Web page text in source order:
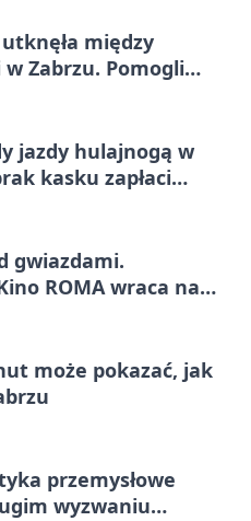
między
Zabrzu. Pomogli
jazdy hulajnogą w
kasku zapłaci
gwiazdami.
ROMA wraca na
może pokazać, jak
przemysłowe
wyzwaniu